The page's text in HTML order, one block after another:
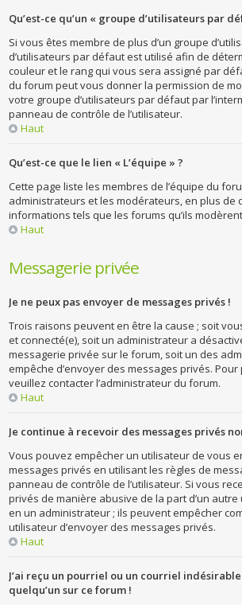
Qu’est-ce qu’un « groupe d’utilisateurs par
Si vous êtes membre de plus d’un groupe
d’utilisateurs par défaut est utilisé afin de
couleur et le rang qui vous sera assigné par
du forum peut vous donner la permission de
votre groupe d’utilisateurs par défaut par
panneau de contrôle de l’utilisateur.
Haut
Qu’est-ce que le lien « L’équipe » ?
Cette page liste les membres de l’équipe du
administrateurs et les modérateurs, en plus de
informations tels que les forums qu’ils
Haut
Messagerie privée
Je ne peux pas envoyer de messages privés !
Trois raisons peuvent en être la cause ; soit
et connecté(e), soit un administrateur a
messagerie privée sur le forum, soit un des
empêche d’envoyer des messages privés. Pour
veuillez contacter l’administrateur du forum.
Haut
Je continue à recevoir des messages privés
Vous pouvez empêcher un utilisateur de vous
messages privés en utilisant les règles de
panneau de contrôle de l’utilisateur. Si vous
privés de manière abusive de la part d’un
en un administrateur ; ils peuvent empêcher
utilisateur d’envoyer des messages privés.
Haut
J’ai reçu un pourriel ou un courriel
quelqu’un sur ce forum !